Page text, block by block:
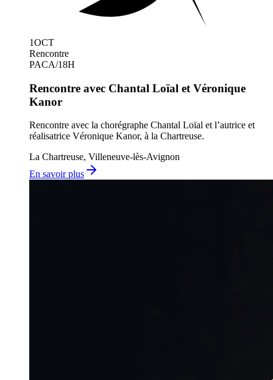
1OCT
Rencontre
PACA/18H
Rencontre avec Chantal Loïal et Véronique
Kanor
Rencontre avec la chorégraphe Chantal Loïal et l’autrice et
réalisatrice Véronique Kanor, à la Chartreuse.
La Chartreuse, Villeneuve-lès-Avignon
En savoir plus